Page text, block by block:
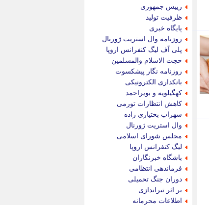
رییس جمهوری
ظرفیت تولید
پایگاه خبری
روزنامه وال استریت ژورنال
پلی آف لیگ کنفرانس اروپا
حجت الاسلام والمسلمین
روزنامه نگار پیشکسوت
بانکداری الکترونیکی
کهگیلویه و بویراحمد
کاهش انتظارات تورمی
سهراب بختیاری زاده
وال استریت ژورنال
مجلس شورای اسلامی
لیگ کنفرانس اروپا
باشگاه خبرنگاران
فرماندهی انتظامی
دوران جنگ تحمیلی
بر اثر تیراندازی
اطلاعات محرمانه